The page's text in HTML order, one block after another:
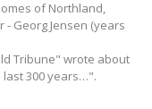
of Northland,
Georg Jensen (years
Tribune" wrote about
300 years…".